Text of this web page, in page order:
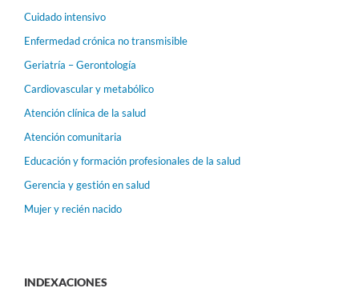
Cuidado intensivo
Enfermedad crónica no transmisible
Geriatría – Gerontología
Cardiovascular y metabólico
Atención clínica de la salud
Atención comunitaria
Educación y formación profesionales de la salud
Gerencia y gestión en salud
Mujer y recién nacido
INDEXACIONES